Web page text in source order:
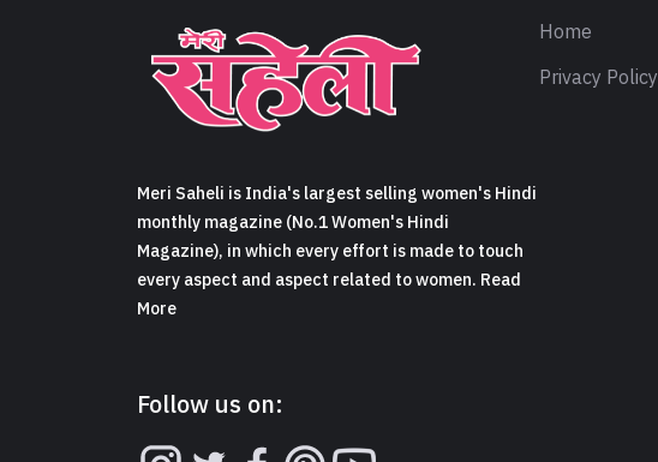
Meri Saheli is India's largest selling women's Hindi
monthly magazine (No.1 Women's Hindi
Magazine), in which every effort is made to touch
every aspect and aspect related to women. Read
More
Follow us on:
Home
Privacy Policy